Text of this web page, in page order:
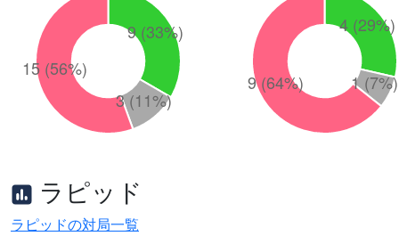
ラピッド
ラピッドの対局一覧